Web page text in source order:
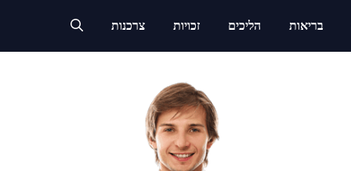
בריאות הליכים זכויות צרכנות